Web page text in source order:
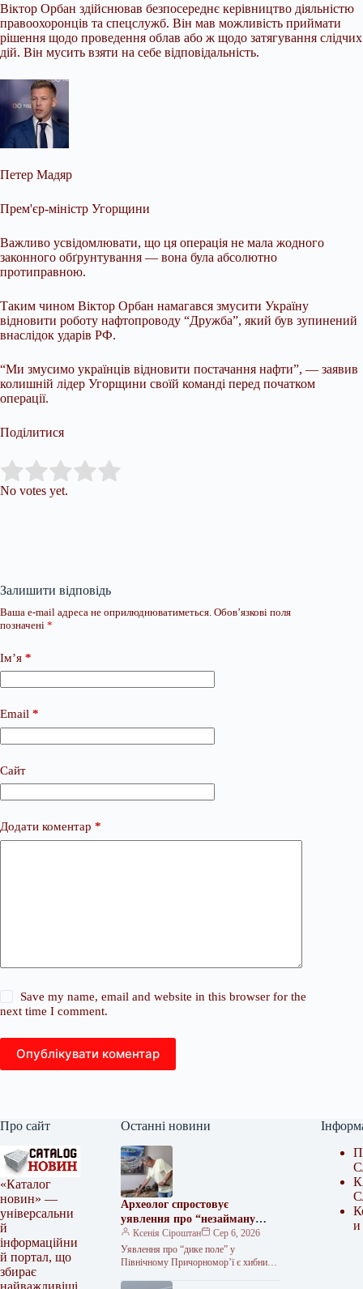
Віктор Орбан здійснював безпосереднє керівництво діяльністю
правоохоронців та спецслужб. Він мав можливість приймати
рішення щодо проведення облав або ж щодо затягування слідчих
дій. Він мусить взяти на себе відповідальність.
Петер Мадяр
Прем'єр-міністр Угорщини
Важливо усвідомлювати, що ця операція не мала жодного
законного обґрунтування — вона була абсолютно
протиправною.
Таким чином Віктор Орбан намагався змусити Україну
відновити роботу нафтопроводу “Дружба”, який був зупинений
внаслідок ударів РФ.
“Ми змусимо українців відновити постачання нафти”, — заявив
колишній лідер Угорщини своїй команді перед початком
операції.
Поділитися
Rate this item:
No votes yet.
Залишити відповідь
Ваша e-mail адреса не оприлюднюватиметься. Обов’язкові поля
позначені *
Ім’я *
Email *
Сайт
Додати коментар *
Save my name, email and website in this browser for the
next time I comment.
Опублікувати коментар
Про сайт
«Каталог
новин» —
універсальни
й
інформаційни
й портал, що
збирає
найважливіші
Останні новини
Археолог спростовує
уявлення про “незайману
землю” в Північному
Причорномор’ї
Ксенія Сіроштан
Сер 6, 2026
Уявлення про “дике поле” у
Північному Причорномор’ї є хибним
и